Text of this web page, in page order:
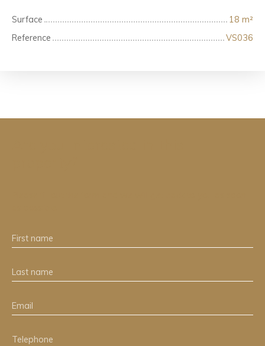
Surface 18 m²
Reference
VS036
First name
Last name
Email
Telephone